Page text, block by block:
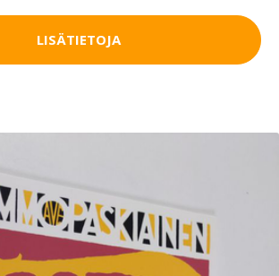
LISÄTIETOJA